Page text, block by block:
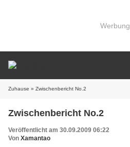
Werbung
Zuhause » Zwischenbericht No.2
Zwischenbericht No.2
Veröffentlicht am 30.09.2009 06:22
Von Xamantao